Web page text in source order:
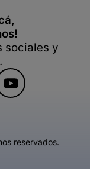
sociales y
reservados.